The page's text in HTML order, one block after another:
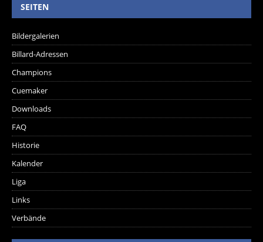
SEITEN
Bildergalerien
Billard-Adressen
Champions
Cuemaker
Downloads
FAQ
Historie
Kalender
Liga
Links
Verbände